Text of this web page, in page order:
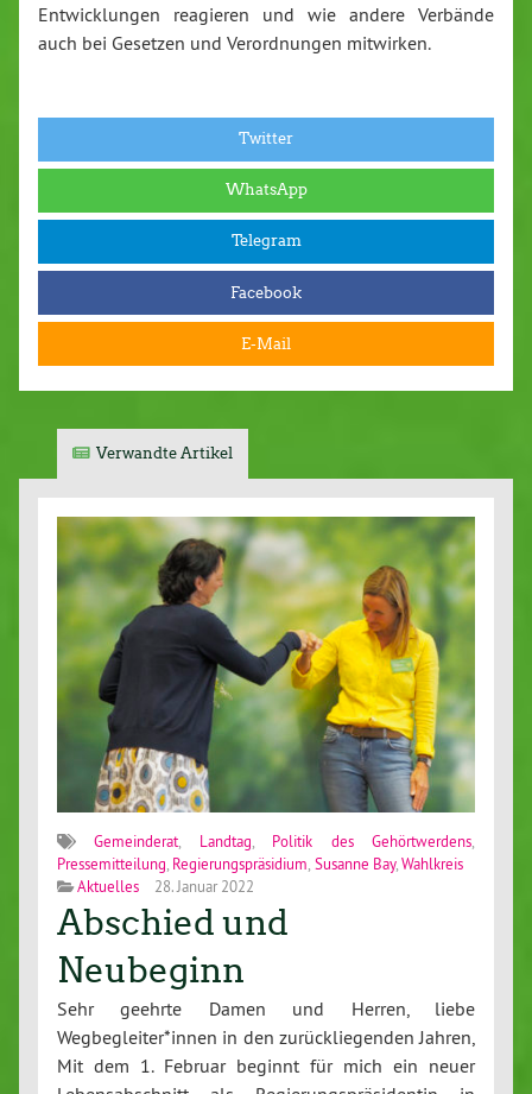
Entwicklungen reagieren und wie andere Verbände
auch bei Gesetzen und Verordnungen mitwirken.
Twitter
WhatsApp
Telegram
Facebook
E-Mail
Verwandte Artikel
Gemeinderat Landtag Politik des Gehörtwerdens
Pressemitteilung Regierungspräsidium Susanne Bay, Wahlkreis
Aktuelles
28. Januar 2022
Abschied und
Neubeginn
Sehr geehrte Damen und Herren, liebe
Wegbegleiter*innen in den zurückliegenden Jahren,
Mit dem 1. Februar beginnt für mich ein neuer